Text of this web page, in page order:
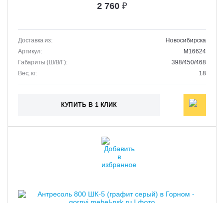
2 760 ₽
Доставка из:
Новосибирска
Артикул:
M16624
Габариты (Ш/В/Г):
398/450/468
Вес, кг:
18
КУПИТЬ В 1 КЛИК